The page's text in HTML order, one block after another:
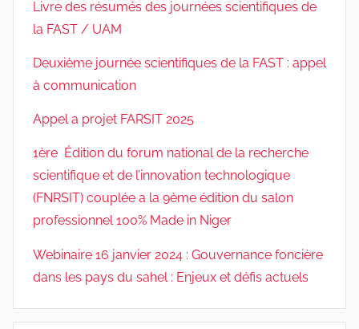
Livre des résumés des journées scientifiques de
la FAST / UAM
Deuxième journée scientifiques de la FAST : appel
à communication
Appel a projet FARSIT 2025
1ère Édition du forum national de la recherche
scientifique et de l’innovation technologique
(FNRSIT) couplée a la 9ème édition du salon
professionnel 100% Made in Niger
Webinaire 16 janvier 2024 : Gouvernance foncière
dans les pays du sahel : Enjeux et défis actuels